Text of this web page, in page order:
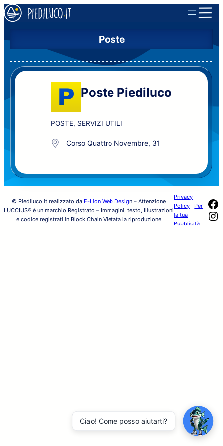
Poste
Poste Piediluco
POSTE, SERVIZI UTILI
Corso Quattro Novembre, 31
© Piediluco.it realizzato da E-Lion Web Design – Attenzione
LUCCIUS® è un marchio Registrato – Immagini, testo, Illustrazioni
e codice registrati in Block Chain Vietata la riproduzione
Privacy
Policy · Per
la tua
Pubblicità
Ciao! Come posso aiutarti?